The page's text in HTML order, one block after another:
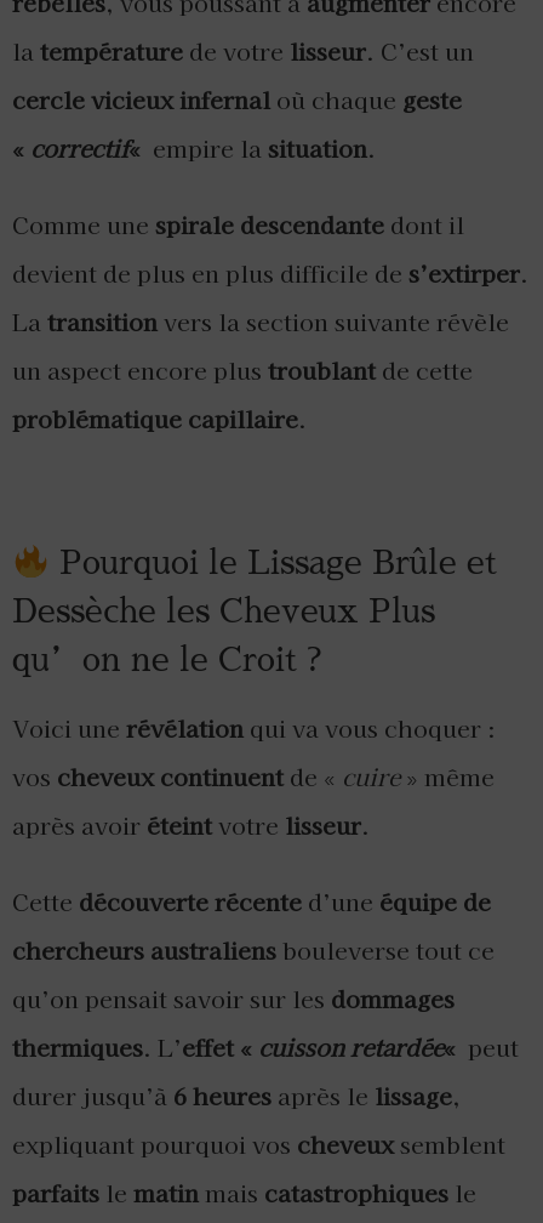
la température de votre lisseur. C’est un
cercle vicieux infernal où chaque geste
« correctif« empire la situation.
Comme une spirale descendante dont il
devient de plus en plus difficile de s’extirper.
La transitionvers la section suivante révèle
un aspect encore plus troublant de cette
problématique capillaire.
Pourquoi le Lissage Brûle et
Dessèche les Cheveux Plus
qu’on ne le Croit ?
Voici une révélation qui va vous choquer :
vos cheveux continuent de « cuire» même
après avoir éteintvotre lisseur.
Cette découverte récente d’une équipe de
chercheurs australiens bouleverse tout ce
qu’on pensait savoir sur les dommages
thermiques. L’effet « cuisson retardée« peut
durer jusqu’à 6 heures après le lissage,
expliquant pourquoi vos cheveuxsemblent
parfaits le matin mais catastrophiques le